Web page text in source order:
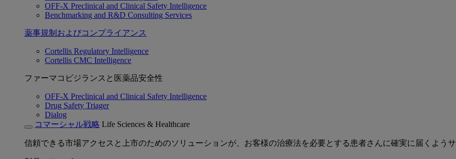
OFF-X Preclinical and Clinical Safety Intelligence
Benchmarking and R&D Consulting Services
薬事規制およびコンプライアンス
Cortellis Regulatory Intelligence
Cortellis CMC Intelligence
ファーマコビジランスと医薬品安全性
OFF-X Preclinical and Clinical Safety Intelligence
Drug Safety Triager
Dialog
コマーシャル戦略 Life Sciences & Healthcare
信頼できる市場アクセスと上市のためのソリューションが、お客様の治療法を必要とする患者さんに確実に届くようサ